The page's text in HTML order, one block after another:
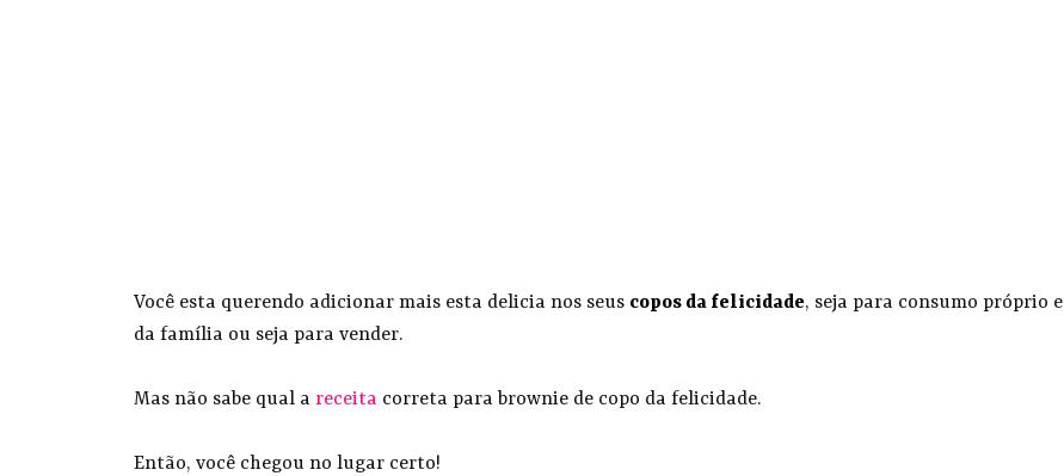
Você esta querendo adicionar mais esta delicia nos seus copos da felicidade, seja para consumo próprio e
da família ou seja para vender.
Mas não sabe qual a receita correta para brownie de copo da felicidade.
Então, você chegou no lugar certo!